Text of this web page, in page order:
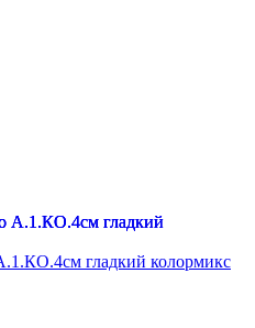
гладкий колормикс